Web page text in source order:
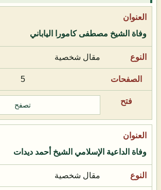
وفاة الشيخ مصطفى كامورا الياباني
مقال شخصية
5
تصفح
وفاة الداعية الإسلامي الشيخ أحمد ديدات
مقال شخصية